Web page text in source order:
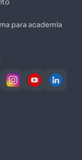
para academia